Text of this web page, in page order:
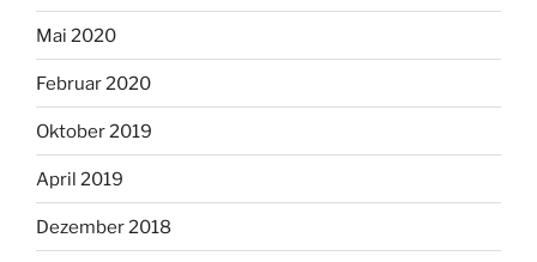
Mai 2020
Februar 2020
Oktober 2019
April 2019
Dezember 2018